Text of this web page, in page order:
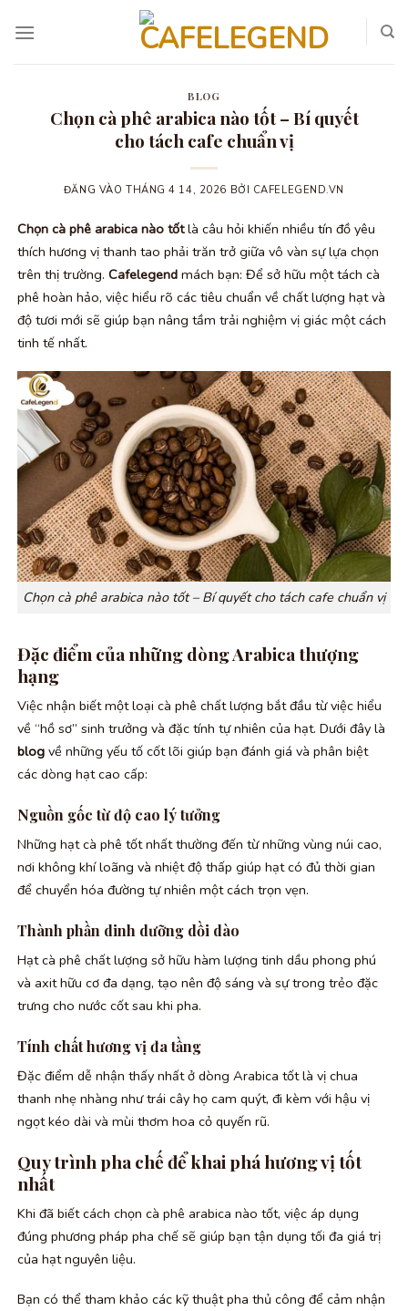
qua
BLOG
Chọn cà phê arabica nào tốt – Bí quyết
cho tách cafe chuẩn vị
ĐĂNG VÀO THÁNG 4 14, 2026 BỞI CAFELEGEND.VN
Chọn cà phê arabica nào tốtlà câu hỏi khiến nhiều tín đồ yêu
thích hương vị thanh tao phải trăn trở giữa vô vàn sự lựa chọn
trên thị trường. Cafelegend mách bạn: Để sở hữu một tách cà
phê hoàn hảo, việc hiểu rõ các tiêu chuẩn về chất lượng hạt và
độ tươi mới sẽ giúp bạn nâng tầm trải nghiệm vị giác một cách
tinh tế nhất.
Chọn cà phê arabica nào tốt – Bí quyết cho tách cafe chuẩn vị
Đặc điểm của những dòng Arabica thượng
hạng
Việc nhận biết một loại cà phê chất lượng bắt đầu từ việc hiểu
về “hồ sơ” sinh trưởng và đặc tính tự nhiên của hạt. Dưới đây là
blog về những yếu tố cốt lõi giúp bạn đánh giá và phân biệt
các dòng hạt cao cấp:
Nguồn gốc từ độ cao lý tưởng
Những hạt cà phê tốt nhất thường đến từ những vùng núi cao,
nơi không khí loãng và nhiệt độ thấp giúp hạt có đủ thời gian
để chuyển hóa đường tự nhiên một cách trọn vẹn.
Thành phần dinh dưỡng dồi dào
Hạt cà phê chất lượng sở hữu hàm lượng tinh dầu phong phú
và axit hữu cơ đa dạng, tạo nên độ sáng và sự trong trẻo đặc
trưng cho nước cốt sau khi pha.
Tính chất hương vị đa tầng
Đặc điểm dễ nhận thấy nhất ở dòng Arabica tốt là vị chua
thanh nhẹ nhàng như trái cây họ cam quýt, đi kèm với hậu vị
ngọt kéo dài và mùi thơm hoa cỏ quyến rũ.
Quy trình pha chế để khai phá hương vị tốt
nhất
Khi đã biết cách chọn cà phê arabica nào tốt, việc áp dụng
đúng phương pháp pha chế sẽ giúp bạn tận dụng tối đa giá trị
của hạt nguyên liệu.
Bạn có thể tham khảo các kỹ thuật pha thủ công để cảm nhận